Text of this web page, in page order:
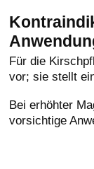
Für die
vor; sie stellt
Bei erhöhter
vorsichtige